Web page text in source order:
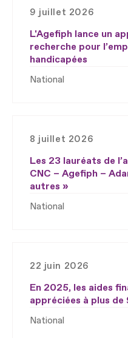
9 juillet 2026
L'Agefiph lance un
recherche pour
handicapées
National
8 juillet 2026
Les 23 lauréats de
CNC – Agefiph –
autres »
National
22 juin 2026
En 2025, les aides
appréciées à plus de
National